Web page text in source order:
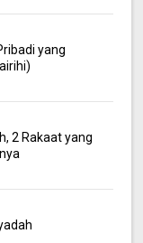
yang
2 Rakaat yang